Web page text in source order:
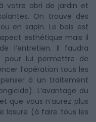
votre abri de jardin et
On trouve des
en sapin. Le bois est
esthétique mais il
l’entretien. Il faudra
pour lui permettre de
l’opération tous les
à un traitement
L’avantage du
que vous n’aurez plus
lasure (à faire tous les